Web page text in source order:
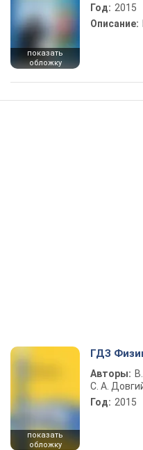
показать
обложку
Год: 2015
Описание:
показать
обложку
ГДЗ
Авторы:
С. А.
Год: 2015